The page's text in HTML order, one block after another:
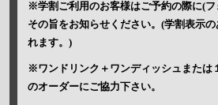
※学割ご利用のお客様はご予約の際に(
その旨をお知らせください。(学割表示
れます。)
※ワンドリンク＋ワンディッシュまたは
のオーダーにご協力下さい。